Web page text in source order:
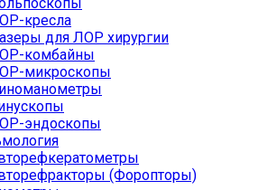
кресла
для ЛОР хирургии
комбайны
микроскопы
эндоскопы
(Форопторы)